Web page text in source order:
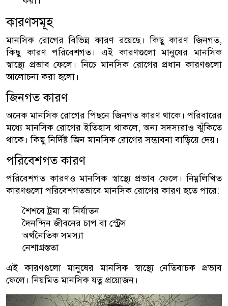
কারণসমূহ
মানসিক রোগের বিভিন্ন কারণ রয়েছে। কিছু কারণ জিনগত,
কিছু কারণ পরিবেশগত। এই কারণগুলো মানুষের মানসিক
স্বাস্থ্যে প্রভাব ফেলে। নিচে মানসিক রোগের প্রধান কারণগুলো
আলোচনা করা হলো।
জিনগত কারণ
অনেক মানসিক রোগের পিছনে জিনগত কারণ থাকে। পরিবারের
মধ্যে মানসিক রোগের ইতিহাস থাকলে, অন্য সদস্যরাও ঝুঁকিতে
থাকে। কিছু নির্দিষ্ট জিন মানসিক রোগের সম্ভাবনা বাড়িয়ে দেয়।
পরিবেশগত কারণ
পরিবেশগত কারণও মানসিক স্বাস্থ্যে প্রভাব ফেলে। নিম্নলিখিত
কারণগুলো পরিবেশগতভাবে মানসিক রোগের কারণ হতে পারে:
শৈশবে ট্রমা বা নির্যাতন
দৈনন্দিন জীবনের চাপ বা স্ট্রেস
অর্থনৈতিক সমস্যা
নেশাগ্রস্ততা
এই কারণগুলো মানুষের মানসিক স্বাস্থ্যে নেতিবাচক প্রভাব
ফেলে। নিয়মিত মানসিক যত্ন প্রয়োজন।